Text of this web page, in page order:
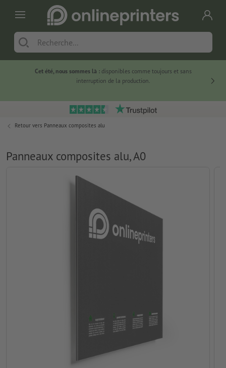
Cet été, nous sommes là :disponibles comme toujours et sans
interruption de la production.
Retour vers Panneaux composites alu
Panneaux composites alu, A0